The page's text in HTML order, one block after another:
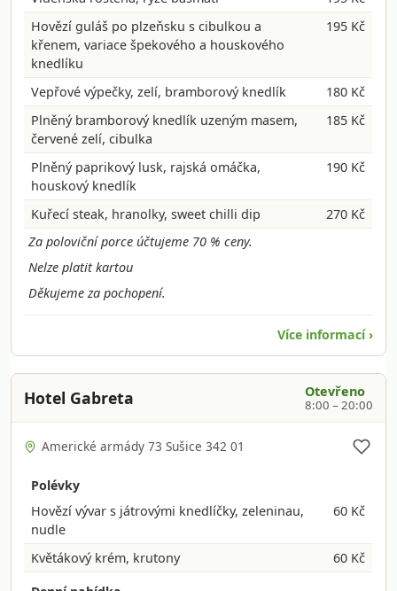
Hovězí guláš po plzeňsku s cibulkou a
křenem, variace špekového a houskového
knedlíku
195 Kč
Vepřové výpečky, zelí, bramborový knedlík
180 Kč
Plněný bramborový knedlík uzeným masem,
červené zelí, cibulka
185 Kč
Plněný paprikový lusk, rajská omáčka,
houskový knedlík
190 Kč
Kuřecí steak, hranolky, sweet chilli dip
270 Kč
Za poloviční porce účtujeme 70 % ceny.
Nelze platit kartou
Děkujeme za pochopení.
Více informací ›
Hotel Gabreta Otevřeno
8:00 – 20:00
Americké armády 73 Sušice 342 01
Polévky
Hovězí vývar s játrovými knedlíčky, zeleninau,
nudle
60 Kč
Květákový krém, krutony
60 Kč